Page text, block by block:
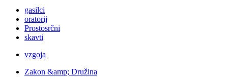
gasilci
oratorij
Prostosrčni
skavti
vzgoja
Zakon &amp; Družina